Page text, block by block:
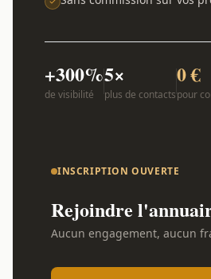
+300%
de visibilité
5×
plus de contacts
0 €
pour
INSCRIPTION OUVERTE
Rejoindre
Aucun engagement, aucun